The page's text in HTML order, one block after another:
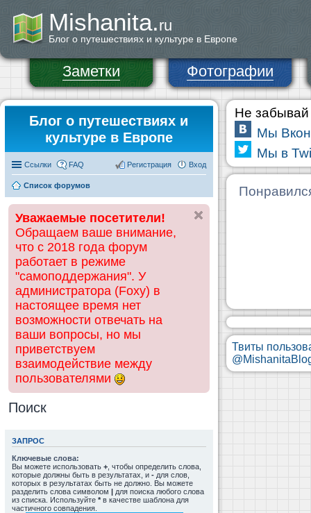
Mishanita.ru
Блог о путешествиях и культуре в Европе
Заметки Фотографии
Блог о путешествиях и
культуре в Европе
Ссылки FAQ Вход
Регистрация
Список форумов
Уважаемые посетители!
Обращаем ваше внимание,
что с 2018 года форум
работает в режиме
"самоподдержания". У
администратора (Foxy) в
настоящее время нет
возможности отвечать на
ваши вопросы, но мы
приветствуем
взаимодействие между
пользователями
Поиск
ЗАПРОС
Ключевые слова:
Вы можете использовать + , чтобы определить слова,
которые должны быть в результатах, и - для слов,
которых в результатах быть не должно. Вы можете
разделить слова символом | для поиска любого слова
из списка. Используйте * в качестве шаблона для
частичного совпадения.
Не забывай
Мы
Мы в
Твиты